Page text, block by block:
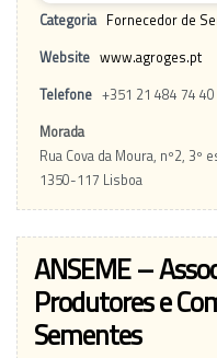
Categoria Fornecedor de
Website www.agroges.pt
Telefone +351 21 484 74 40
Morada
Rua Cova da Moura, nº2, 3º
1350-117 Lisboa
ANSEME –
Produtores e
Sementes